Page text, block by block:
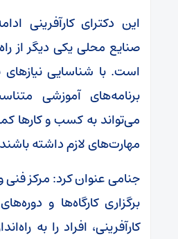
این دکترای کارآفرینی
صنایع محلی یکی دیگر از
است. با شناسایی نیازهای
برنامه‌های آموزشی
می‌تواند به کسب و کارها
مهارت‌های لازم داشته
جنامی عنوان کرد: مرکز فنی
برگزاری کارگاه‌ها و
کارآفرینی، افراد را به